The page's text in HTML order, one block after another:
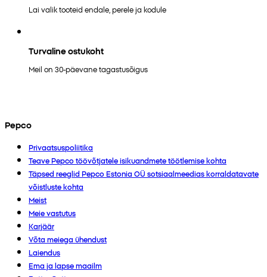
Lai valik tooteid endale, perele ja kodule
Turvaline ostukoht
Meil on 30-päevane tagastusõigus
Pepco
Privaatsuspoliitika
Teave Pepco töövõtjatele isikuandmete töötlemise kohta
Täpsed reeglid Pepco Estonia OÜ sotsiaalmeedias korraldatavate
võistluste kohta
Meist
Meie vastutus
Karjäär
Võta meiega ühendust
Laiendus
Ema ja lapse maailm